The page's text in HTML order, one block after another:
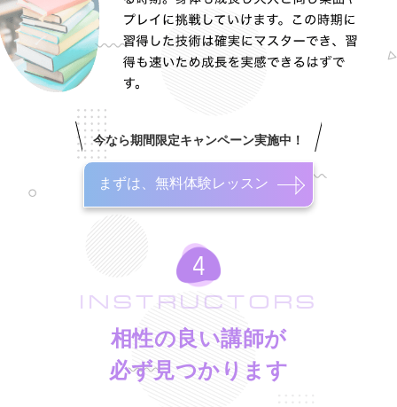
今なら期間限定キャンペーン実施中！
まずは、無料体験レッスン
INSTRUCTORS
相性の良い講師が
必ず見つかります